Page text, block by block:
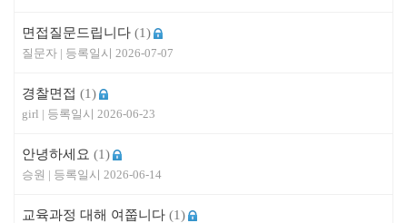
면접질문드립니다 (1)
질문자 2026-07-07
경찰면접 (1)
girl 2026-06-23
안녕하세요 (1)
승원 2026-06-14
교육과정 대해 여쭙니다 (1)